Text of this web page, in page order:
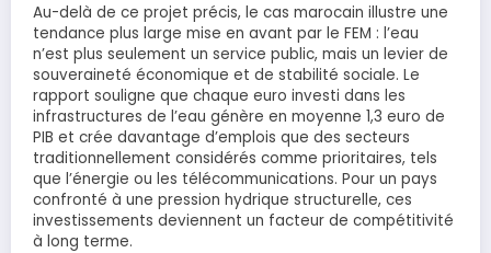
Au-delà de ce projet précis, le cas marocain illustre une
tendance plus large mise en avant par le FEM : l’eau
n’est plus seulement un service public, mais un levier de
souveraineté économique et de stabilité sociale. Le
rapport souligne que chaque euro investi dans les
infrastructures de l’eau génère en moyenne 1,3 euro de
PIB et crée davantage d’emplois que des secteurs
traditionnellement considérés comme prioritaires, tels
que l’énergie ou les télécommunications. Pour un pays
confronté à une pression hydrique structurelle, ces
investissements deviennent un facteur de compétitivité
à long terme.